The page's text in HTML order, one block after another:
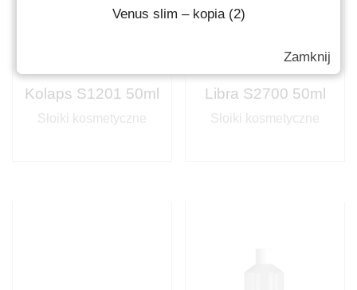
Kolaps S1201 50ml
Słoiki kosmetyczne
Libra S2700 50ml
Słoiki kosmetyczne
Zamknij
Venus slim – kopia (2)